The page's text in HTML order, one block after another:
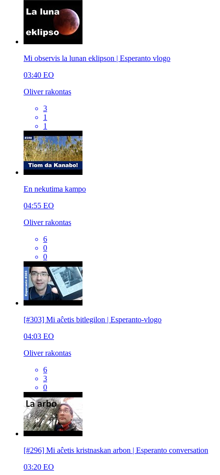
Mi observis la lunan eklipson | Esperanto vlogo
03:40 EO
Oliver rakontas
3
1
1
En nekutima kampo
04:55 EO
Oliver rakontas
6
0
0
[#303] Mi aĉetis bitlegilon | Esperanto-vlogo
04:03 EO
Oliver rakontas
6
3
0
[#296] Mi aĉetis kristnaskan arbon | Esperanto conversation
03:20 EO